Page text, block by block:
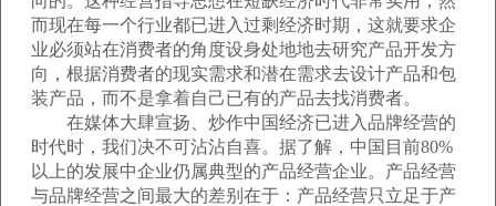
而现在每一个行业都已进入过剩经济时期，这就要求企
业必须站在消费者的角度设身处地地去研究产品开发方
向，根据消费者的现实需求和潜在需求去设计产品和包
装产品，而不是拿着自己已有的产品去找消费者。
在媒体大肆宣扬、炒作中国经济已进入品牌经营的
时代时，我们决不可沾沾自喜。据了解，中国目前80%
以上的发展中企业仍属典型的产品经营企业。产品经营
与品牌经营之间最大的差别在于：产品经营只立足于产